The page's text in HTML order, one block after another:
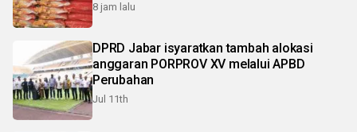
8 jam lalu
DPRD Jabar isyaratkan tambah alokasi
anggaran PORPROV XV melalui APBD
Perubahan
Jul 11th